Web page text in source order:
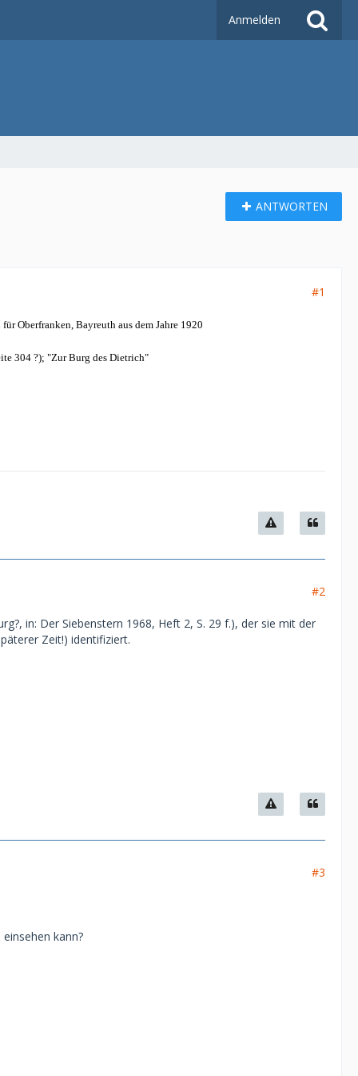
Anmelden
ANTWORTEN
#1
Oberfranken, Bayreuth aus dem Jahre 1920
304 ?); "Zur Burg des Dietrich"
#2
in: Der Siebenstern 1968, Heft 2, S. 29 f.), der sie mit der
Zeit!) identifiziert.
#3
kann?